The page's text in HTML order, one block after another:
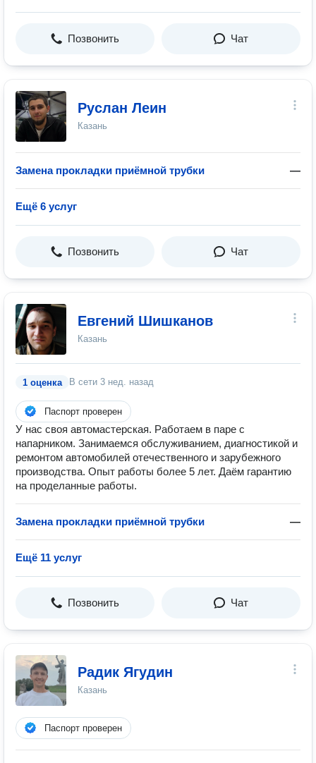
Позвонить Чат
Руслан Леин
Казань
Замена прокладки приёмной трубки —
Ещё 6 услуг
Позвонить Чат
Евгений Шишканов
Казань
1 оценка В сети 3 нед. назад
Паспорт проверен
У нас своя автомастерская. Работаем в паре с
напарником. Занимаемся обслуживанием, диагностикой и
ремонтом автомобилей отечественного и зарубежного
производства. Опыт работы более 5 лет. Даём гарантию
на проделанные работы.
Замена прокладки приёмной трубки —
Ещё 11 услуг
Позвонить Чат
Радик Ягудин
Казань
Паспорт проверен